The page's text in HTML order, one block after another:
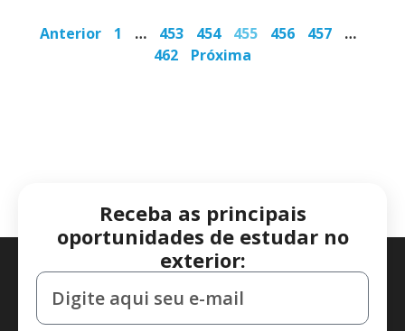
Anterior 1 … 453 454 455 456 457
…
462
Próxima
Receba as principais
oportunidades de estudar no
exterior: